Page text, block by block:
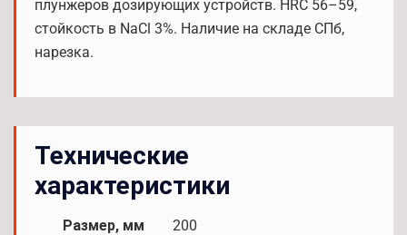
плунжеров дозирующих устройств. HRC 56–59,
стойкость в NaCl 3%. Наличие на складе СПб,
нарезка.
Технические
характеристики
Размер, мм
200